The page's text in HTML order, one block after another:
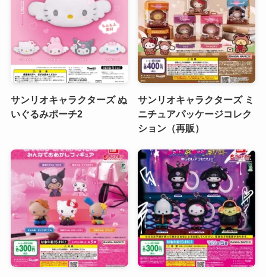
サンリオキャラクターズ ぬ
いぐるみポーチ2
サンリオキャラクターズ ミ
ニチュアパッケージコレク
ション（再販）